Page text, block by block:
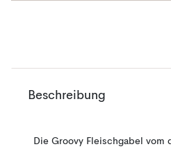
Beschreibung
Die Groovy Fleischgabel vom